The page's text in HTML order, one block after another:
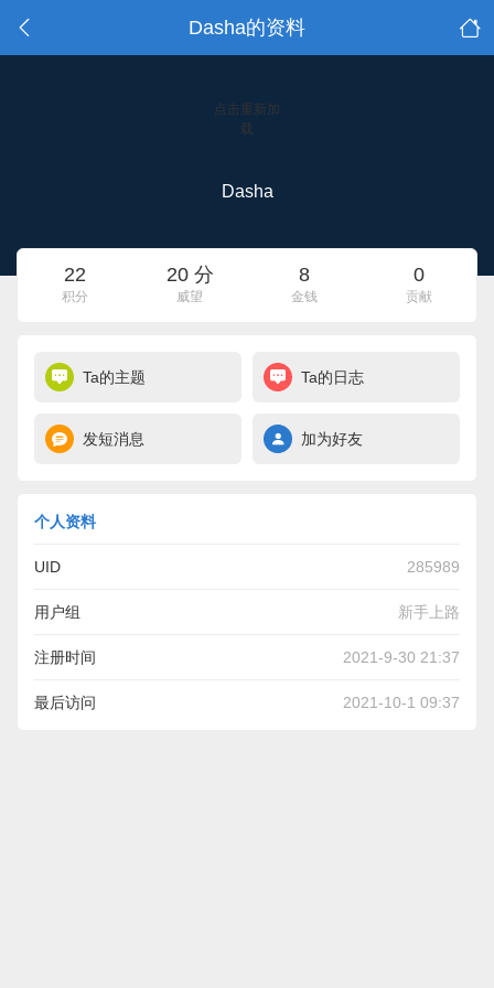
Dasha的资料
点击重新加
载
Dasha
22
积分
20 分
威望
8
金钱
0
贡献
Ta的主题 Ta的日志
发短消息 加为好友
个人资料
UID 285989
用户组 新手上路
注册时间 2021-9-30 21:37
最后访问 2021-10-1 09:37